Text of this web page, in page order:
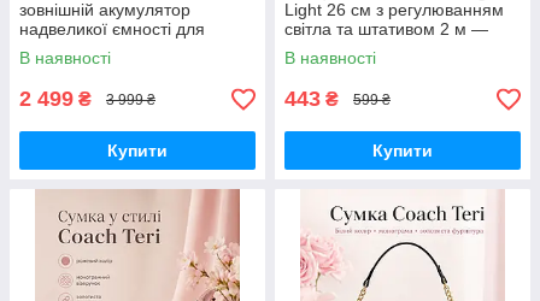
зовнішній акумулятор
надвеликої ємності для
телефону, роутера та
автономного живлення
В наявності
2 499 ₴ 3 999 ₴
Купити
Light 26 см з регулюванням
світла та штативом 2 м —
світло для селфі, блогерів,
візажистів, фото-віде
В наявності
443 ₴ 599 ₴
Купити